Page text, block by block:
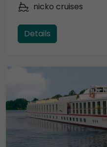
nicko cruises
Details